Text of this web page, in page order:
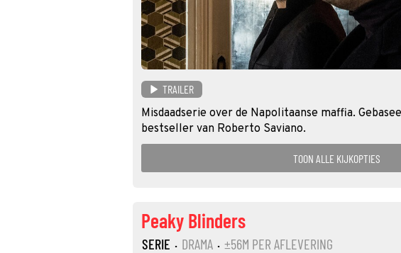
TRAILER
Misdaadserie over de Napolitaanse maffia.
bestseller van Roberto Saviano.
TOON ALLE KIJKOPTIES
Peaky Blinders
SERIE · DRAMA · ±56M PER AFLEVERING